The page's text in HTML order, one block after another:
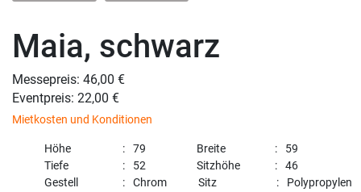
Maia, schwarz
Messepreis: 46,00 €
Eventpreis: 22,00 €
Mietkosten und Konditionen
Höhe 79 Breite
59
Tiefe
52 Sitzhöhe
46
Gestell
Chrom Sitz
Polypropylen